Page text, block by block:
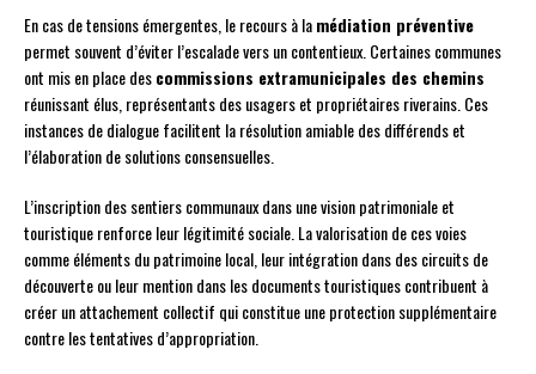
En cas de tensions émergentes, le recours à lamédiation préventive
permet souvent d’éviter l’escalade vers un contentieux. Certaines communes
ont mis en place descommissions extramunicipales des chemins
réunissant élus, représentants des usagers et propriétaires riverains. Ces
instances de dialogue facilitent la résolution amiable des différends et
l’élaboration de solutions consensuelles.
L’inscription des sentiers communaux dans une vision patrimoniale et
touristique renforce leur légitimité sociale. La valorisation de ces voies
comme éléments du patrimoine local, leur intégration dans des circuits de
découverte ou leur mention dans les documents touristiques contribuent à
créer un attachement collectif qui constitue une protection supplémentaire
contre les tentatives d’appropriation.